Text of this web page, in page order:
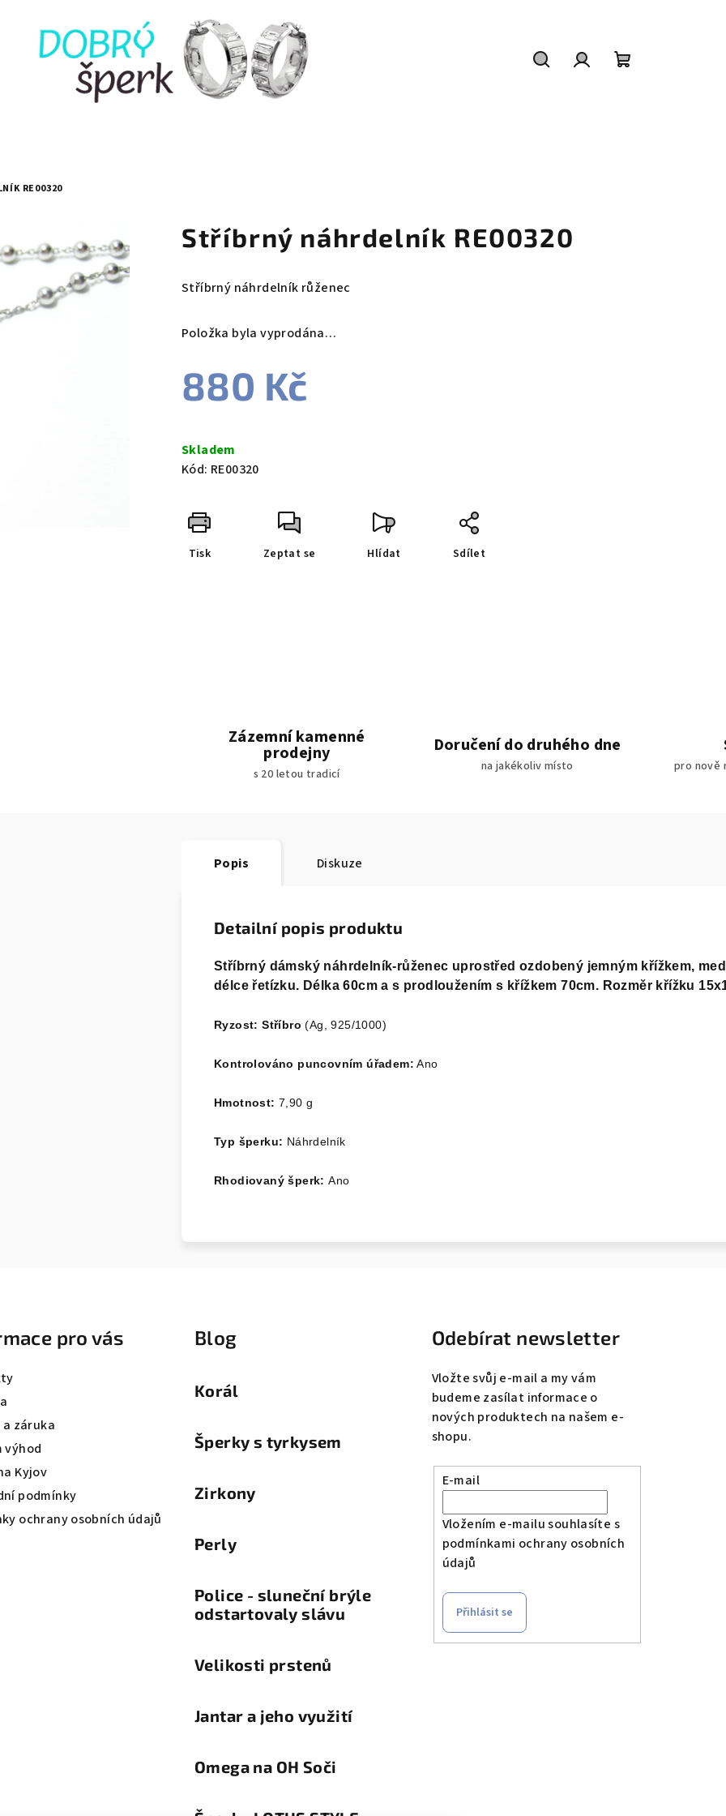
RE00320
Stříbrný náhrdelník RE00320
Stříbrný náhrdelník růženec
Položka byla vyprodána…
880 Kč
cena:
Skladem
Kód: RE00320
Tisk Zeptat se Hlídat Sdílet
Zázemní kamenné
prodejny
s 20 letou tradicí
Doručení do druhého dne
na jakékoliv místo pro nově
Popis Diskuze
Detailní popis produktu
Stříbrný dámský náhrdelník-růženec uprostřed ozdobený jemným křížkem,
délce řetízku. Délka 60cm a s prodloužením s křížkem 70cm. Rozměr křížku
Ryzost: Stříbro(Ag, 925/1000)
Kontrolováno puncovním úřadem: Ano
Hmotnost: 7,90 g
Typ šperku: Náhrdelník
Rhodiovaný šperk:Ano
pro vás
záruka
výhod
Kyjov
podmínky
ochrany osobních údajů
Blog
Korál
Šperky s tyrkysem
Zirkony
Perly
Police - sluneční brýle
odstartovaly slávu
Velikosti prstenů
Jantar a jeho využití
Omega na OH Soči
Odebírat newsletter
Vložte svůj e-mail a my vám
budeme zasílat informace o
nových produktech na našem e-
shopu.
E-mail
Vložením e-mailu souhlasíte s
podmínkami ochrany osobních
údajů
Přihlásit se